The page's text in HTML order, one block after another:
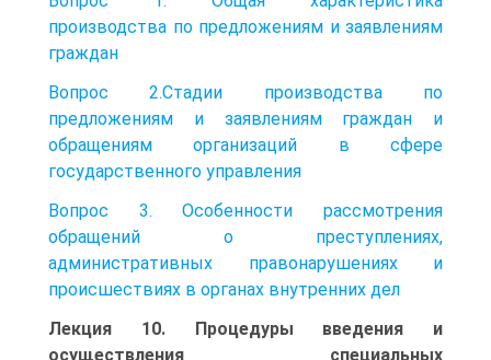
производства по предложениям и заявлениям
граждан
Вопрос 2.Стадии производства по
предложениям и заявлениям граждан и
обращениям организаций в сфере
государственного управления
Вопрос 3. Особенности рассмотрения
обращений о преступлениях,
административных правонарушениях и
происшествиях в органах внутренних дел
Лекция 10. Процедуры введения и
осуществления специальных